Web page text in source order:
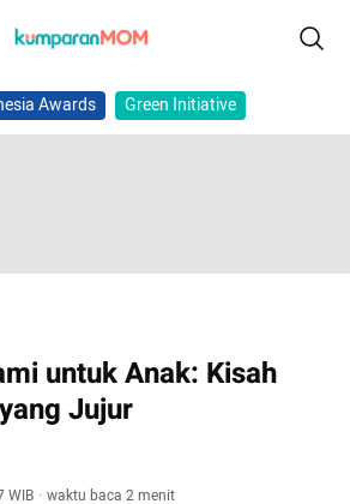
Awards Green Initiative
untuk Anak: Kisah
Jujur
WIB · waktu baca 2 menit